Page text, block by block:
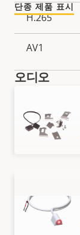
H.265
AV1
오디오
속
성
속
성
오디오 지원
내장 마이크
속
PoE 클래스
단종 제품 표시